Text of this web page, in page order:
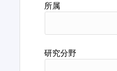
所属
研究分野